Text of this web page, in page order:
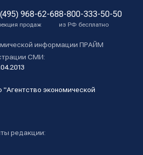
968-62-68
продаж
8-800-333-50-50
из РФ бесплатно
информации ПРАЙМ
СМИ:
экономической
редакции: